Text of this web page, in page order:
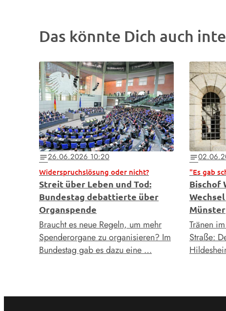
Das könnte Dich auch
Foto: gem
notes26.06.2026 10:20
Widerspruchslösung oder nicht?
Streit über Leben und Tod:
Bundestag debattierte über
Organspende
Braucht es neue Regeln, um mehr
Spenderorgane zu organisieren? Im
Bundestag gab es dazu eine …
notes
"Es gab
Bischof
Münster
Tränen
Straße: